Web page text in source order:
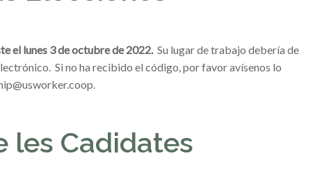
el lunes 3 de octubre de 2022.Su lugar de trabajo debería de
Si no ha recibido el código, por favor avísenos lo
les Cadidates